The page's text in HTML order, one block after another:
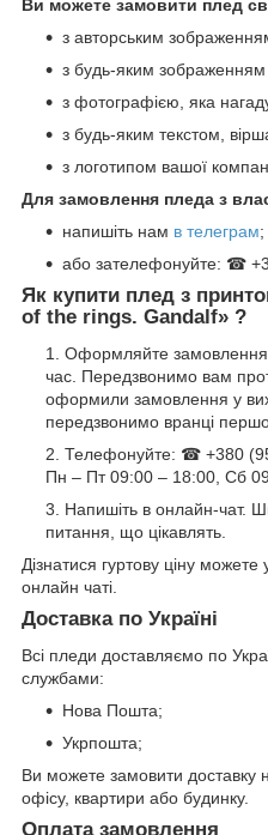
Ви можете замовити плед
з авторським
з будь-яким зображенням
з фотографією, яка
з будь-яким текстом,
з логотипом вашої
Для замовлення пледа з
напишіть нам в телеграм;
або зателефонуйте: ☎
Як купити плед з
of the rings. Gandalf» ?
Оформляйте замовлення
час. Передзвонимо вам
оформили замовлення у
передзвонимо вранці
Телефонуйте: ☎ +380
Пн – Пт 09:00 – 18:00, Сб
Напишіть в онлайн-чат.
питання, що цікавлять.
Дізнатися гуртову ціну
онлайн чаті.
Доставка по Україні
Всі пледи доставляємо по
службами:
Нова Пошта;
Укрпошта;
Ви можете замовити доставку
офісу, квартири або будинку.
Оплата замовлення